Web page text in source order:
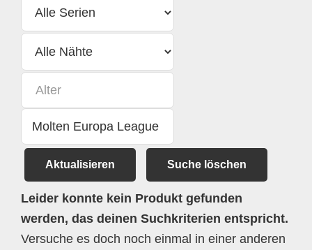
Aktualisieren Suche löschen
Leider konnte kein Produkt gefunden
werden, das deinen Suchkriterien entspricht.
Versuche es doch noch einmal in einer anderen